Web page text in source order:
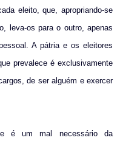
eleito, que, apropriando-se
leva-os para o outro, apenas
A pátria e os eleitores
prevalece é exclusivamente
de ser alguém e exercer
é um mal necessário da